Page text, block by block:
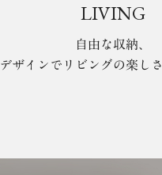
LIVING
自由な収納、
デザインでリビングの楽し